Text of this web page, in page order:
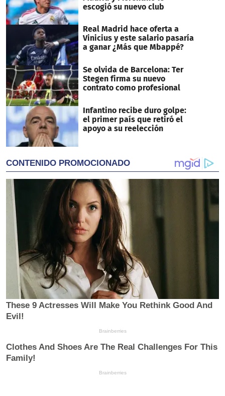
escogió su nuevo club
Real Madrid hace oferta a
Vinicius y este salario pasaría
a ganar ¿Más que Mbappé?
Se olvida de Barcelona: Ter
Stegen firma su nuevo
contrato como profesional
Infantino recibe duro golpe:
el primer país que retiró el
apoyo a su reelección